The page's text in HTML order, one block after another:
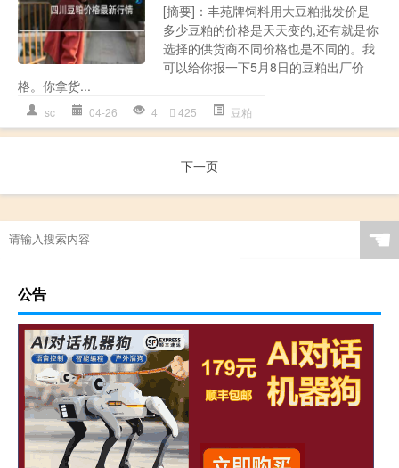
[摘要]：丰苑牌饲料用大豆粕批发价是
多少豆粕的价格是天天变的,还有就是你
选择的供货商不同价格也是不同的。我
可以给你报一下5月8日的豆粕出厂价
格。你拿货...
sc 04-26 4 425 豆粕
下一页
☚
公告